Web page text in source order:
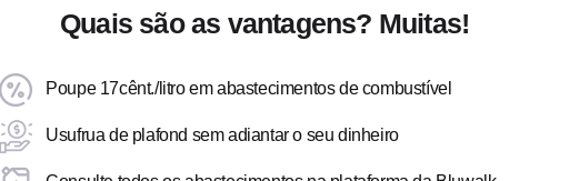
Quais são as vantagens? Muitas!
Poupe 17cênt./litro em abastecimentos de combustível
Usufrua de plafond sem adiantar o seu dinheiro